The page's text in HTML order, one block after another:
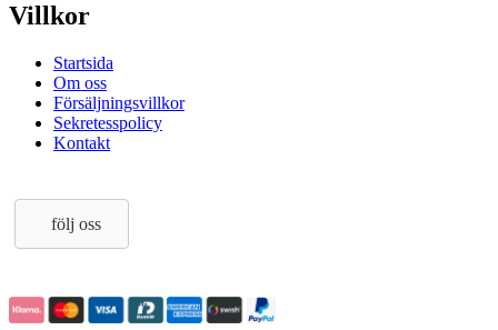
Villkor
Startsida
Om oss
Försäljningsvillkor
Sekretesspolicy
Kontakt
följ oss